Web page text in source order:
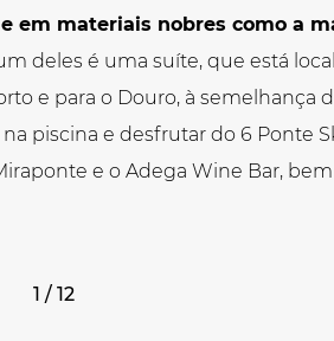
em materiais nobres como a
deles é uma suíte, que está
e para o Douro, à semelhança
piscina e desfrutar do 6 Ponte
e o Adega Wine Bar,
1 / 12